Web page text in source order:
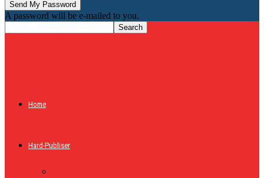
A password will be e-mailed to you.
Home
Hard-Publiser